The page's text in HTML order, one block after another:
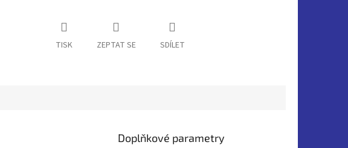
TISK ZEPTAT SE SDÍLET
Doplňkové parametry